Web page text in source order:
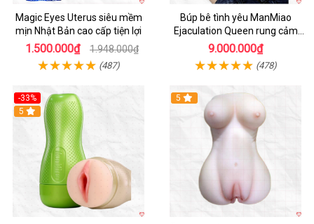
Magic Eyes Uterus siêu mềm
mịn Nhật Bản cao cấp tiện lợi
1.500.000₫ 1.948.000₫
(487)
Búp bê tình yêu ManMiao
Ejaculation Queen rung cảm
biến sưởi ấm phun nước thông
minh
9.000.000₫
(478)
-33%
Hot
5
5